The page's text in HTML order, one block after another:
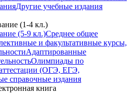
Другие учебные издания
(1-4 кл.)
(5-9 кл.)Среднее общее
и факультативные курсы,
Адаптированные
Олимпиады по
(ОГЭ, ЕГЭ,
справочные издания
книга